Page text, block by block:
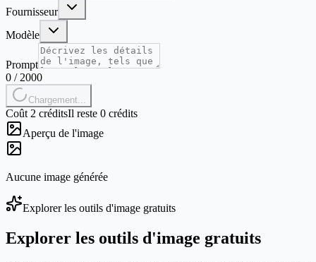
Fournisseur
Modèle
Prompt
0 / 2000
Chargement...
Coût 2 créditsIl reste 0 crédits
Aperçu de l'image
Aucune image générée
Explorer les outils d'image gratuits
Explorer les outils d'image gratuits